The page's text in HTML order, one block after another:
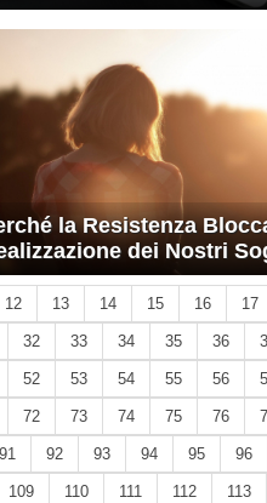
la Resistenza
dei Nostri
12 13 14 15 16 17
32 33 34 35 36
52 53 54 55 56
72 73 74 75 76
91 92 93 94 95 96
109 110 111 112 113